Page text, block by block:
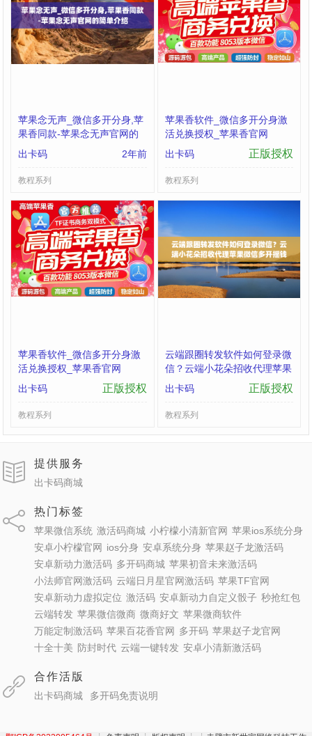
苹果念无声_微信多开分身,苹
果香同款-苹果念无声官网的
简单介绍
出卡码 2年前
教程系列
苹果香软件_微信多开分身激
活兑换授权_苹果香官网
出卡码
正版授权
教程系列
苹果香软件_微信多开分身激
活兑换授权_苹果香官网
出卡码
正版授权
教程系列
云端跟圈转发软件如何登录微
信？云端小花朵招收代理苹果
微信多开摇钱树兑换授权
出卡码 正版授权
教程系列
提供服务
出卡码商城
热门标签
苹果微信系统 激活码商城 小柠檬小清新官网 苹果ios系统分身
安卓小柠檬官网 ios分身 安卓系统分身 苹果赵子龙激活码
安卓新动力激活码 多开码商城 苹果初音未来激活码
小法师官网激活码 云端日月星官网激活码 苹果TF官网
安卓新动力虚拟定位 激活码 安卓新动力自定义骰子 秒抢红包
云端转发 苹果微信微商 微商好文 苹果微商软件
万能定制激活码 苹果百花香官网 多开码 苹果赵子龙官网
十全十美 防封时代 云端一键转发 安卓小清新激活码
合作活版
出卡码商城 多开码免责说明